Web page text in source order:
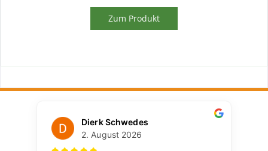
Zum Produkt